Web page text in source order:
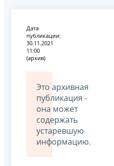
Дата
публикации:
30.11.2021
11:00
(архив)
Это архивная
публикация -
она может
содержать
устаревшую
информацию.